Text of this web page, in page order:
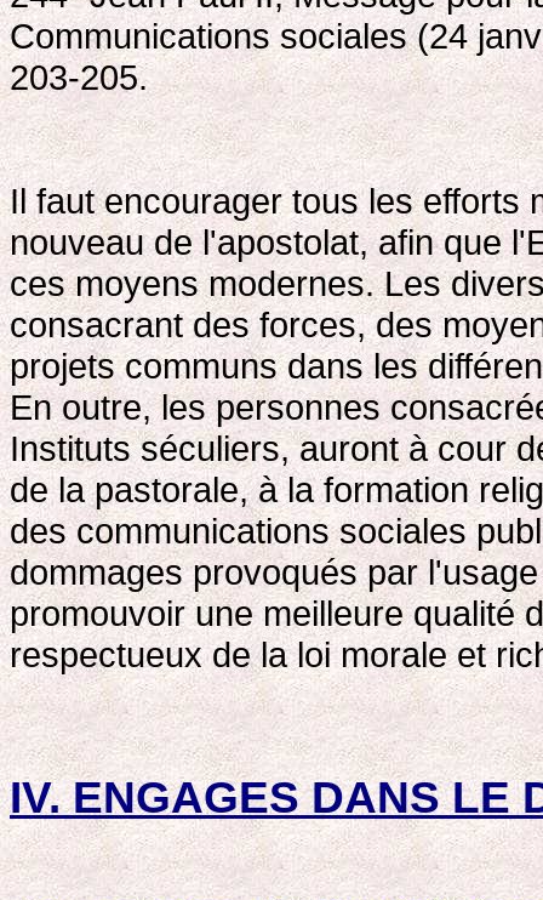
Communications sociales (24
203-205.
Il faut encourager tous les efforts
nouveau de l'apostolat, afin que
ces moyens modernes. Les
consacrant des forces, des
projets communs dans les
En outre, les personnes
Instituts séculiers, auront à cour
de la pastorale, à la formation
des communications sociales
dommages provoqués par
promouvoir une meilleure qualité
respectueux de la loi morale et
IV. ENGAGES DANS LE